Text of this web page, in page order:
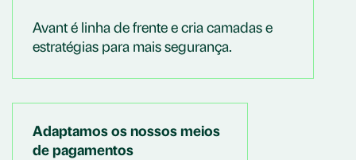
Avant é linha de frente e cria camadas e
estratégias para mais segurança.
Adaptamos os nossos meios
de pagamentos